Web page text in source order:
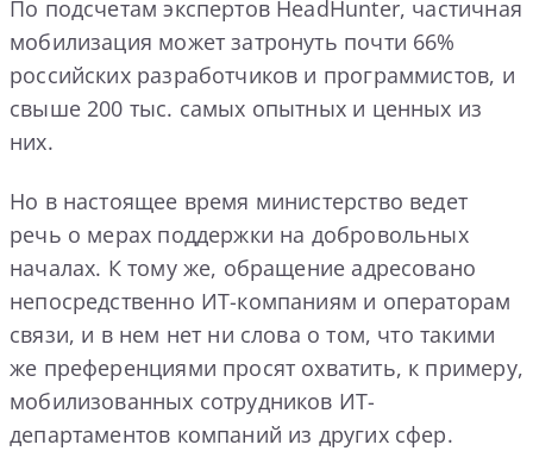
По подсчетам экспертов HeadHunter, частичная
мобилизация может затронуть почти 66%
российских разработчиков и программистов, и
свыше 200 тыс. самых опытных и ценных из
них.
Но в настоящее время министерство ведет
речь о мерах поддержки на добровольных
началах. К тому же, обращение адресовано
непосредственно ИТ-компаниям и операторам
связи, и в нем нет ни слова о том, что такими
же преференциями просят охватить, к примеру,
мобилизованных сотрудников ИТ-
департаментов компаний из других сфер.